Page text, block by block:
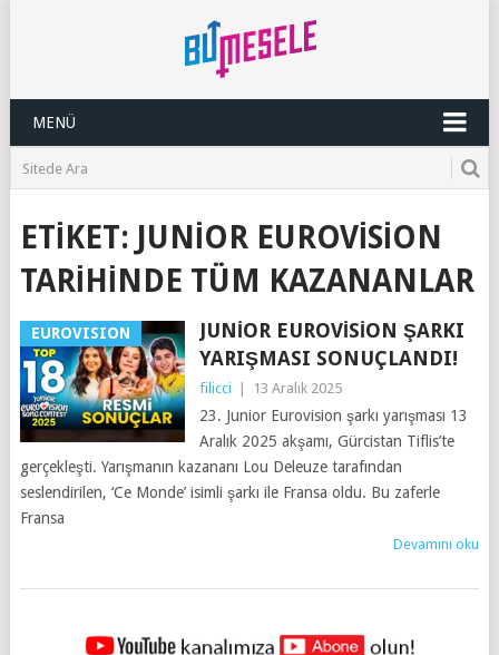
MENÜ
ETIKET: JUNIOR EUROVISION
TARIHINDE TÜM KAZANANLAR
EUROVISION
JUNIOR EUROVISION ŞARKI
YARIŞMASI SONUÇLANDI!
filicci 13 Aralık 2025
23. Junior Eurovision şarkı yarışması 13
Aralık 2025 akşamı, Gürcistan Tiflis’te
gerçekleşti. Yarışmanın kazananı Lou Deleuze tarafından
seslendirilen, ‘Ce Monde’ isimli şarkı ile Fransa oldu. Bu zaferle
Fransa
Devamını oku
YAZILAR